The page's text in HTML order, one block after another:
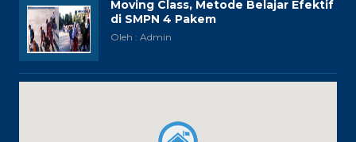
Moving Class, Metode Belajar Efektif
di SMPN 4 Pakem
Oleh : Admin